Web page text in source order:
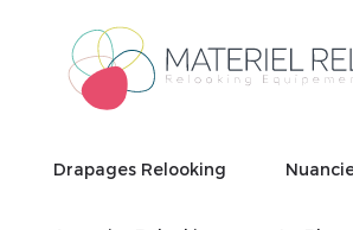
Drapages Relooking